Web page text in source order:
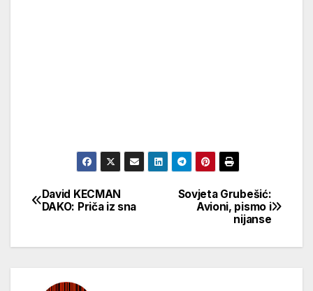
Кретање
Sovjeta Grubešić:
Avioni, pismo i
nijanse
David KECMAN
DAKO: Priča iz sna